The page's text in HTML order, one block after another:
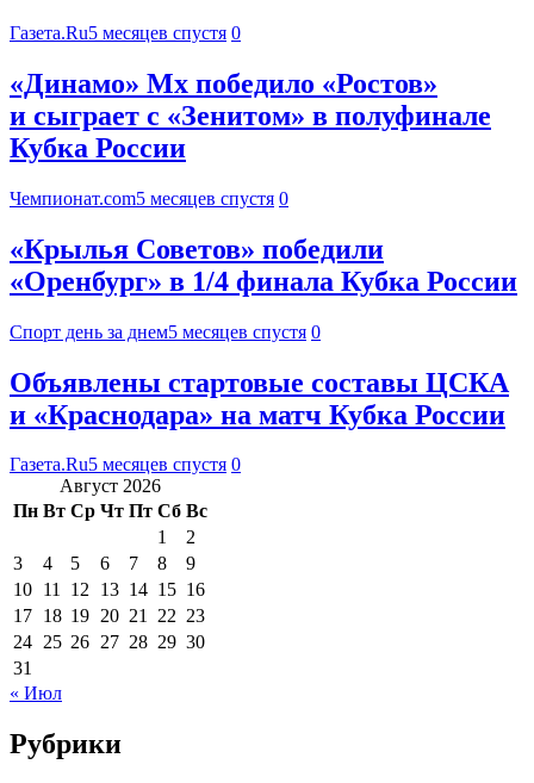
Газета.Ru5 месяцев спустя 0
«Динамо» Мх победило «Ростов»
и сыграет с «Зенитом» в полуфинале
Кубка России
Чемпионат.com5 месяцев спустя 0
«Крылья Советов» победили
«Оренбург» в 1/4 финала Кубка России
Спорт день за днем5 месяцев спустя 0
Объявлены стартовые составы ЦСКА
и «Краснодара» на матч Кубка России
Газета.Ru5 месяцев спустя 0
Август 2026
Пн Вт Ср Чт Пт Сб Вс
1
2
3
4 5 6 7 8
9
10 11 12 13 14 15 16
17 18 19 20 21 22 23
24 25 26 27 28 29 30
31
« Июл
Рубрики